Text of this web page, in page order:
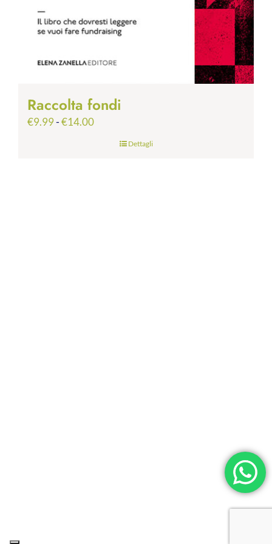
Raccolta fondi
€9.99-€14.00Fascia
Dettagli